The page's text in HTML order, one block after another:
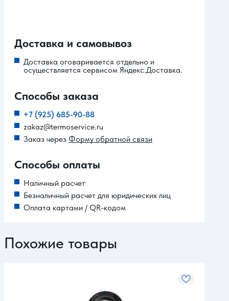
Доставка и самовывоз
Доставка оговаривается отдельно и
осуществляется сервисом Яндекс.Доставка.
Способы заказа
+7 (925) 685-90-88
zakaz@termoservice.ru
Заказ через Форму обратной связи
Способы оплаты
Наличный расчет
Безналичный расчет для юридических лиц
Оплата картами / QR-кодом
Похожие товары